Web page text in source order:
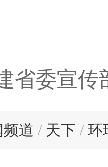
省委宣传
道 / 天下 / 环